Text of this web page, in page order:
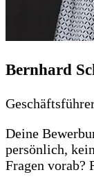
Bernhard
Deine
persönlich,
Fragen vorab?